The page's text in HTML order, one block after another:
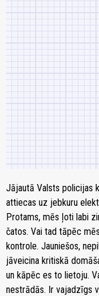
Jājautā Valsts policijas
attiecas uz jebkuru
Protams, mēs ļoti labi
čatos. Vai tad tāpēc
kontrole. Jauniešos,
jāveicina kritiskā
un kāpēc es to lietoju.
nestrādās. Ir vajadzīgs